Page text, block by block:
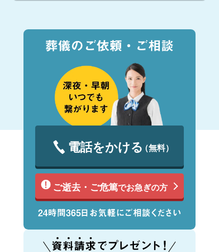
電話をかける（無料）
ご逝去・ご危篤でお急ぎの方